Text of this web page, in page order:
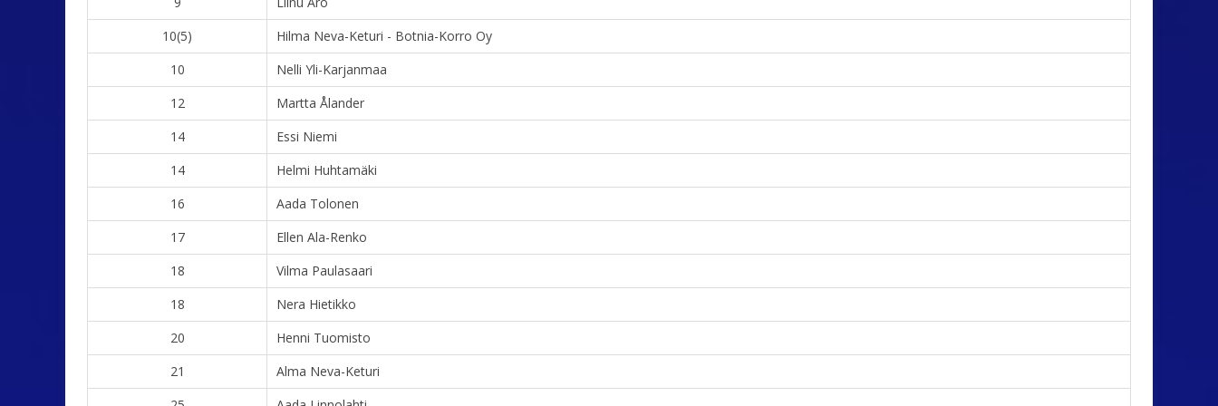
10(5)
Hilma Neva-Keturi - Botnia-Korro Oy
10
Nelli Yli-Karjanmaa
12
Martta Ålander
14
Essi Niemi
14
Helmi Huhtamäki
16
Aada Tolonen
17
Ellen Ala-Renko
18
Vilma Paulasaari
18
Nera Hietikko
20
Henni Tuomisto
21
Alma Neva-Keturi